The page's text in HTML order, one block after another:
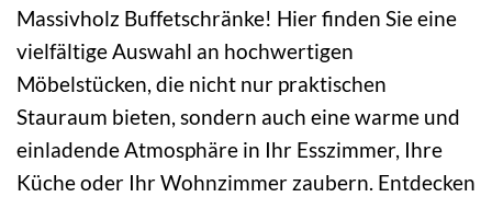
Massivholz Buffetschränke! Hier finden Sie eine
vielfältige Auswahl an hochwertigen
Möbelstücken, die nicht nur praktischen
Stauraum bieten, sondern auch eine warme und
einladende Atmosphäre in Ihr Esszimmer, Ihre
Küche oder Ihr Wohnzimmer zaubern. Entdecken